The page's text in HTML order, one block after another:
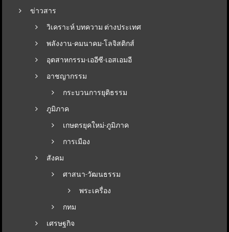
ข่าวสาร
วิเคราะห์ บทความ ต่างประเทศ
พลังงาน-คมนาคม-โลจิสติกส์
อุตสาหกรรม-เออีซี-เอสเอมอี
อาชญากรรม
กระบวนการยุติธรรม
ภูมิภาค
เกษตรยุคใหม่-ภูมิภาค
การเมือง
สังคม
ศาสนา-วัฒนธรรม
พระเครื่อง
กทม
เศรษฐกิจ